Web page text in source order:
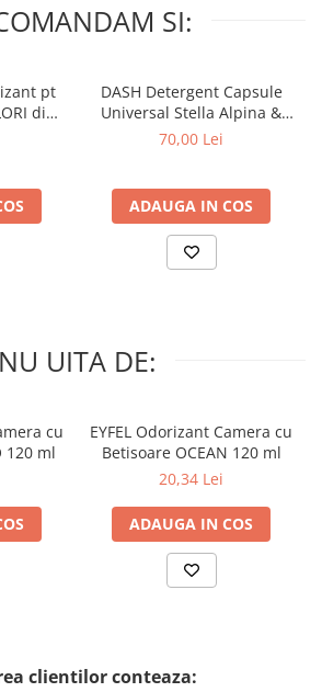
SI:
pt
di
DASH Detergent Capsule
Universal Stella Alpina &
Muschino Bianco 60 buc
70,00 Lei
ADAUGA IN COS
NU UITA DE:
cu
120 ml
EYFEL Odorizant Camera cu
Betisoare OCEAN 120 ml
20,34 Lei
ADAUGA IN COS
clientilor conteaza: